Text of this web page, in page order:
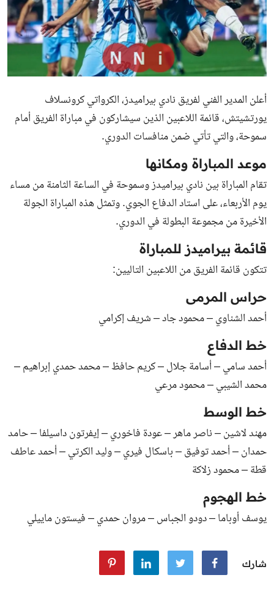
أعلن المدير الفني لفريق نادي بيراميدز، الكرواتي كرونسلاف
يورتشيتش، قائمة اللاعبين الذين سيشاركون في مباراة الفريق أمام
سموحة، والتي تأتي ضمن منافسات الدوري.
موعد المباراة ومكانها
تقام المباراة بين نادي بيراميدز وسموحة في الساعة الثامنة من مساء
يوم الأربعاء، على استاد الدفاع الجوي. وتمثل هذه المباراة الجولة
الأخيرة من مجموعة البطولة في الدوري.
قائمة بيراميدز للمباراة
تتكون قائمة الفريق من اللاعبين التاليين:
حراس المرمى
أحمد الشناوي – محمود جاد – شريف إكرامي
خط الدفاع
أحمد سامي – أسامة جلال – كريم حافظ – محمد حمدي إبراهيم –
محمد الشيبي – محمود مرعي
خط الوسط
مهند لاشين – ناصر ماهر – عودة فاخوري – إيفرتون داسيلفا – حامد
حمدان – أحمد توفيق – باسكال فيري – وليد الكرتي – أحمد عاطف
قطة – محمود زلاكة
خط الهجوم
يوسف أوباما – دودو الجباس – مروان حمدي – فيستون ماييلي
شارك